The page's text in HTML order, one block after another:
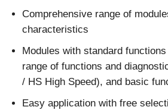
Comprehensive range of
characteristics
Modules with standard
range of functions and
/ HS High Speed), and basic
Easy application with free